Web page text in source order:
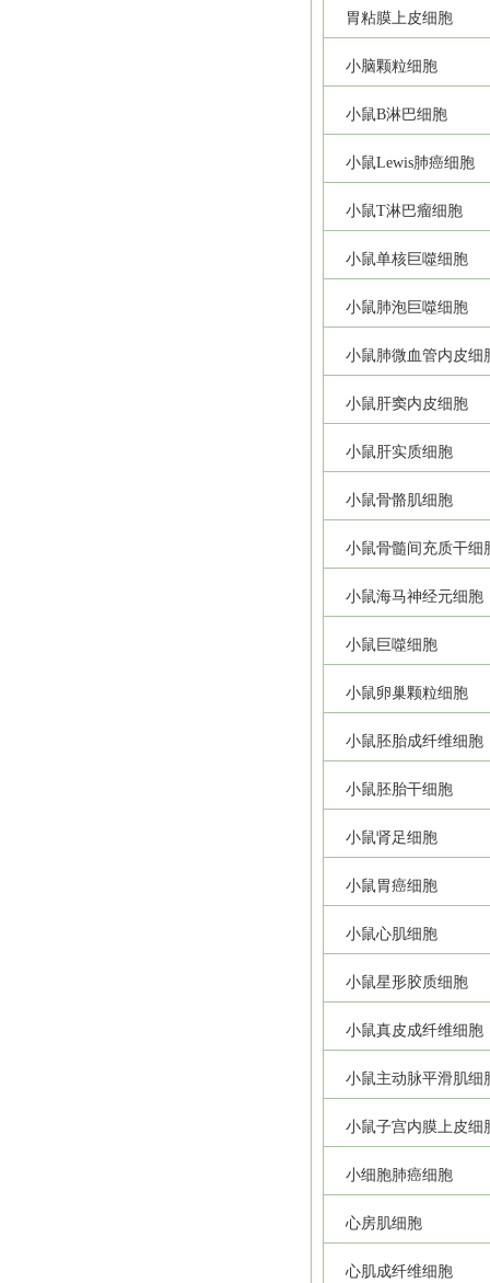
胃粘膜上皮细胞
小脑颗粒细胞
小鼠B淋巴细胞
小鼠Lewis肺癌细胞
小鼠T淋巴瘤细胞
小鼠单核巨噬细胞
小鼠肺泡巨噬细胞
小鼠肺微血管内皮细
小鼠肝窦内皮细胞
小鼠肝实质细胞
小鼠骨骼肌细胞
小鼠骨髓间充质干细
小鼠海马神经元细胞
小鼠巨噬细胞
小鼠卵巢颗粒细胞
小鼠胚胎成纤维细胞
小鼠胚胎干细胞
小鼠肾足细胞
小鼠胃癌细胞
小鼠心肌细胞
小鼠星形胶质细胞
小鼠真皮成纤维细胞
小鼠主动脉平滑肌细
小鼠子宫内膜上皮细
小细胞肺癌细胞
心房肌细胞
心肌成纤维细胞